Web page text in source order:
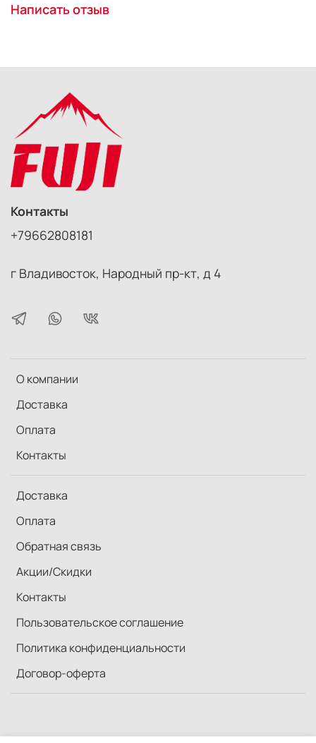
Написать отзыв
О компании
Доставка
Оплата
Контакты
Доставка
Оплата
Обратная связь
Акции/Скидки
Контакты
Пользовательское соглашение
Политика конфиденциальности
Договор-оферта
Контакты
+79662808181
г Владивосток, Народный пр-кт, д 4